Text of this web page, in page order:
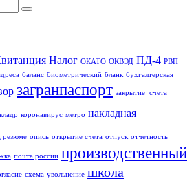
Налог ОКАТО ОКВЭД ПД-4 РВП
баланс биометрический бланк бухгалтерская
загранпаспорт закрытие_счета
кладр коронавирус метро накладная
резюме опись открытие счета отпуск отчетность
почта россии производственный
схема увольнение школа